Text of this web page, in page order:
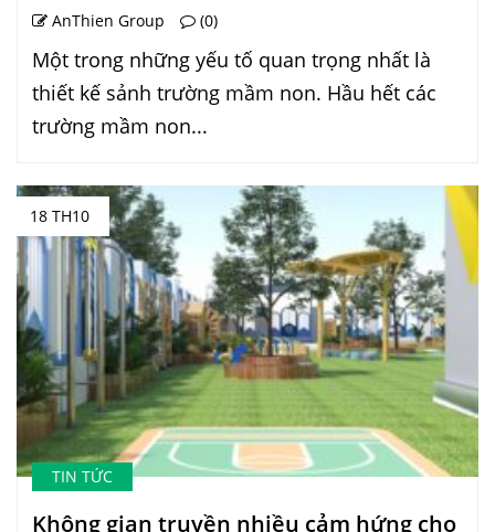
AnThien Group (0)
Một trong những yếu tố quan trọng nhất là
thiết kế sảnh trường mầm non. Hầu hết các
trường mầm non...
18 TH10
TIN TỨC
Không gian truyền nhiều cảm hứng cho